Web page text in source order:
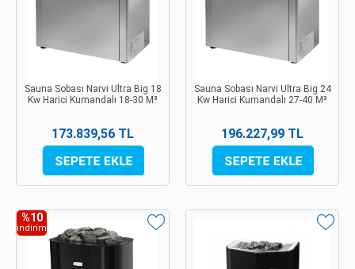
Sauna Sobası Narvi Ultra Big 18
Kw Harici Kumandalı 18-30 M³
173.839,56 TL
Sauna Sobası Narvi Ultra Big 24
Kw Harici Kumandalı 27-40 M³
196.227,99 TL
%10
indirim